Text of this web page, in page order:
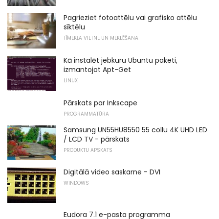
Pagrieziet fotoattēlu vai grafisko attēlu
sīktēlu
TĪMEKĻA VIETNE UN MEKLĒŠANA
Kā instalēt jebkuru Ubuntu paketi,
izmantojot Apt-Get
LINUX
Pārskats par Inkscape
PROGRAMMATŪRA
Samsung UN55HU8550 55 collu 4K UHD LED
/ LCD TV - pārskats
PRODUKTU APSKATS
Digitālā video saskarne - DVI
WINDOWS
Eudora 7.1 e-pasta programma